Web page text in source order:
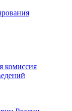
комиссия